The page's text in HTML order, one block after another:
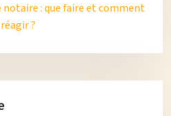
: que faire et comment
réagir ?